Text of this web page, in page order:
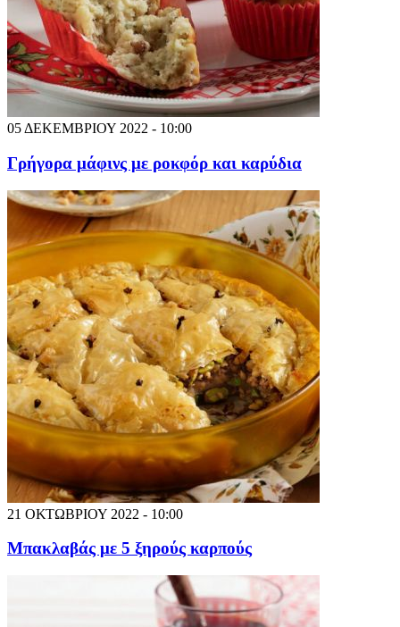
05 ΔΕΚΕΜΒΡΙΟΥ 2022 - 10:00
Γρήγορα μάφινς με ροκφόρ και καρύδια
21 ΟΚΤΩΒΡΙΟΥ 2022 - 10:00
Μπακλαβάς με 5 ξηρούς καρπούς